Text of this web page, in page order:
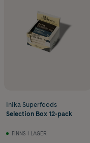
Inika Superfoods
Selection Box 12-pack
FINNS I LAGER